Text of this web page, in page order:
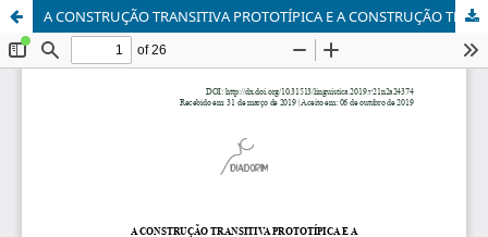
A CONSTRUÇÃO TRANSITIVA PROTOTÍPICA E A CONSTRUÇÃO TRANSITIVA CAUSATIVA NO PORTUGUÊS: UM CASO DE VARIAÇÃO CONSTRUCIONAL?